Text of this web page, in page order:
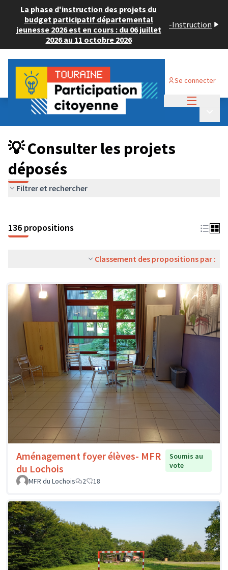
La phase d'instruction des projets du
budget participatif départemental
jeunesse 2026 est en cours : du 06 juillet
2026 au 11 octobre 2026
-Instruction
Se connecter
Budget Participatif JEUNESSE 2024
💡 Consulter les projets déposés
💡 Consulter les projets
déposés
Filtrer et rechercher
136 propositions
Classement des propositions par :
Aménagement foyer élèves- MFR
du Lochois
Soumis au
vote
MFR du Lochois
2 18